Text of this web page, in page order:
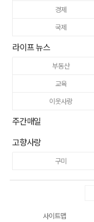
경제
국제
라이프 뉴스
부동산
교육
이웃사랑
주간매일
고향사랑
구미
사이트맵